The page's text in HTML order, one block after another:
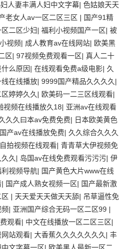
人妻丰满人妇中文字幕| 色姑娘天天
老女人av一区二区三区 | 国产91精
二区少妇| 福利小视频国产一区| 被
视频| 成人教育av在线网站| 欧美黑
区| 97视频免费观看一区| 真人二十
么原因| 在线观看免费a级电影| 久
线在线播放| 9999国产精品久久久久 |
婷婷久久 | 欧美码一二三区线观看|
视频在线播放久18| 亚洲av在线观看
久久曰本av免费免费| 日本欧美黄色
国产av在线播放免费| 久久综合久久久
拍视频在线观看| 青青草大伊视频免
久 | 岛国av在线免费观看污污污| 伊
视频导航| 国产黄色大片www在线
| 国产成人熟女视频一区| 国产最新激
| 天天爱天天做天天舔| 吊草逼性免
频| 亚洲国产综合无码一区二区99 |
观看| 中文在线播放一区二区三区|
站观看| 大香蕉久久久久久久久 | 丰